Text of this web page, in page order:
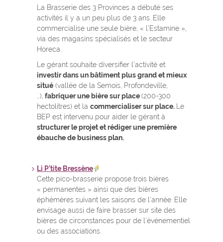
La Brasserie des 3 Provinces a débuté ses
activités il y a un peu plus de 3 ans. Elle
commercialise une seule bière, « l’Estamine »,
via des magasins spécialisés et le secteur
Horeca.
Le gérant souhaite diversifier l’activité et
investir dans un bâtiment plus grand et mieux
situé (vallée de la Semois, Profondeville,
…), fabriquer une bière sur place(200-300
hectolitres) et la commercialiser sur place. Le
BEP est intervenu pour aider le gérant à
structurer le projet et rédiger une première
ébauche de business plan.
Li P’tite Bressène
Cette pico-brasserie propose trois bières
« permanentes » ainsi que des bières
éphémères suivant les saisons de l’année. Elle
envisage aussi de faire brasser sur site des
bières de circonstances pour de l’évènementiel
ou des associations.